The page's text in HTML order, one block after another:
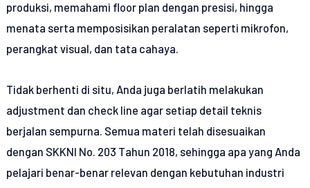
produksi, memahami floor plan dengan presisi, hingga
menata serta memposisikan peralatan seperti mikrofon,
perangkat visual, dan tata cahaya.
Tidak berhenti di situ, Anda juga berlatih melakukan
adjustment dan check line agar setiap detail teknis
berjalan sempurna. Semua materi telah disesuaikan
dengan SKKNI No. 203 Tahun 2018, sehingga apa yang Anda
pelajari benar-benar relevan dengan kebutuhan industri